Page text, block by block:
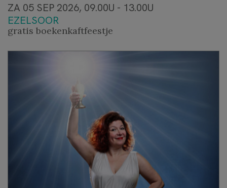
ZA 05 SEP 2026, 09.00U - 13.00U
EZELSOOR
gratis boekenkaftfeestje